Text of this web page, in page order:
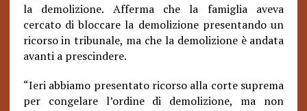
la demolizione. Afferma che la famiglia aveva
cercato di bloccare la demolizione presentando un
ricorso in tribunale, ma che la demolizione è andata
avanti a prescindere.
“Ieri abbiamo presentato ricorso alla corte suprema
per congelare l’ordine di demolizione, ma non